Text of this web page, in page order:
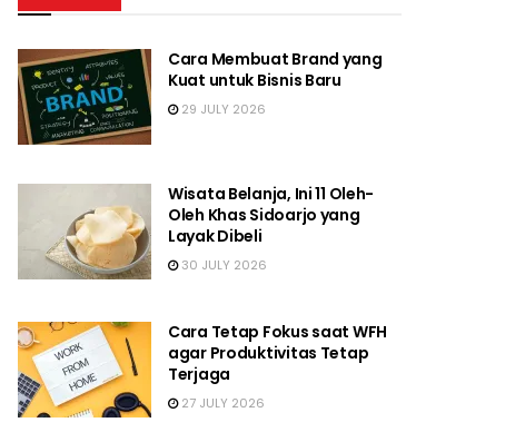
Cara Membuat Brand yang
Kuat untuk Bisnis Baru
29 JULY 2026
Wisata Belanja, Ini 11 Oleh-
Oleh Khas Sidoarjo yang
Layak Dibeli
30 JULY 2026
Cara Tetap Fokus saat WFH
agar Produktivitas Tetap
Terjaga
27 JULY 2026